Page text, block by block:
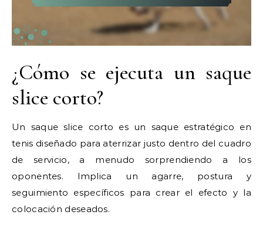
¿Cómo se ejecuta un saque
slice corto?
Un saque slice corto es un saque estratégico en
tenis diseñado para aterrizar justo dentro del cuadro
de servicio, a menudo sorprendiendo a los
oponentes. Implica un agarre, postura y
seguimiento específicos para crear el efecto y la
colocación deseados.